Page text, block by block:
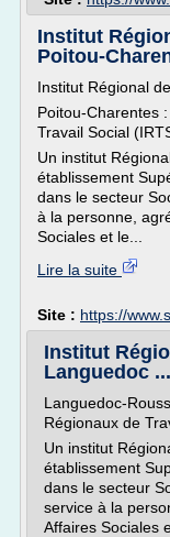
Institut
Poitou-
Institut Régional
Poitou-Charentes
Travail Social
Un institut
établissement
dans le secteur
à la personne,
Sociales et le...
Lire la suite
Site : https://
Institut
Languedoc ...
Languedoc-
Régionaux de
Un institut
établissement
dans le secteur
service à la
Affaires Sociales